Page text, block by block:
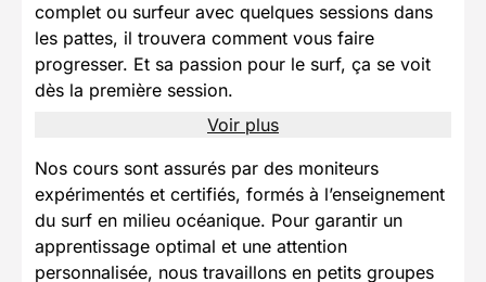
complet ou surfeur avec quelques sessions dans
les pattes, il trouvera comment vous faire
progresser. Et sa passion pour le surf, ça se voit
dès la première session.
Voir plus
Nos cours sont assurés par des moniteurs
expérimentés et certifiés, formés à l’enseignement
du surf en milieu océanique. Pour garantir un
apprentissage optimal et une attention
personnalisée, nous travaillons en petits groupes